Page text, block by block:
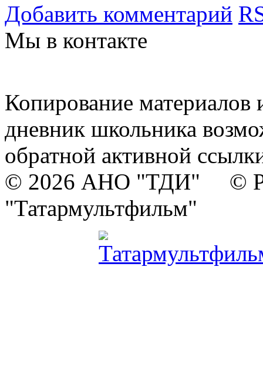
Добавить комментарий
Мы в контакте
Копирование материалов
дневник школьника
обратной активной
© 2026 АНО "ТДИ" ©
"Татармультфильм"